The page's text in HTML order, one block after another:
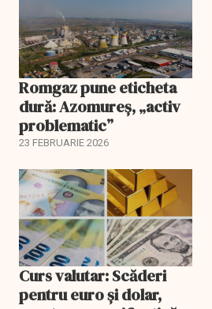
Romgaz pune eticheta
dură: Azomureș, „activ
problematic”
23 FEBRUARIE 2026
Curs valutar: Scăderi
pentru euro și dolar,